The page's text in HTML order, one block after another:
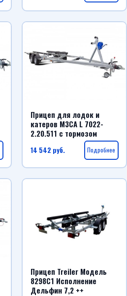
Прицеп для лодок и
катеров МЗСА L 7022-
2.20.511 с тормозом
14 542 руб. Подробнее
Прицеп Treiler Модель
8298С1 Исполнение
Дельфин 7,2 ++